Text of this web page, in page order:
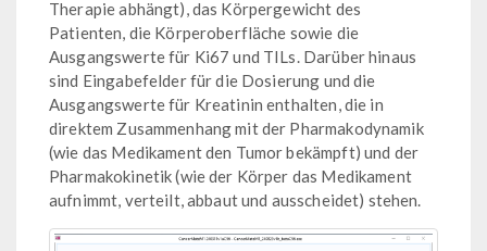
Therapie abhängt), das Körpergewicht des
Patienten, die Körperoberfläche sowie die
Ausgangswerte für Ki67 und TILs. Darüber hinaus
sind Eingabefelder für die Dosierung und die
Ausgangswerte für Kreatinin enthalten, die in
direktem Zusammenhang mit der Pharmakodynamik
(wie das Medikament den Tumor bekämpft) und der
Pharmakokinetik (wie der Körper das Medikament
aufnimmt, verteilt, abbaut und ausscheidet) stehen.